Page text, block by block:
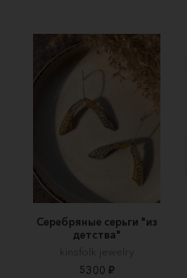
Серебряные серьги "из
детства"
kinsfolk jewelry
5300 ₽